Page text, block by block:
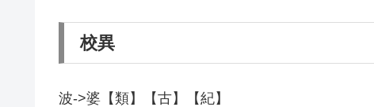
校異
波->婆【類】【古】【紀】